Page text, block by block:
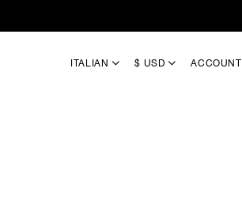
ITALIAN $ USD ACCOUNT